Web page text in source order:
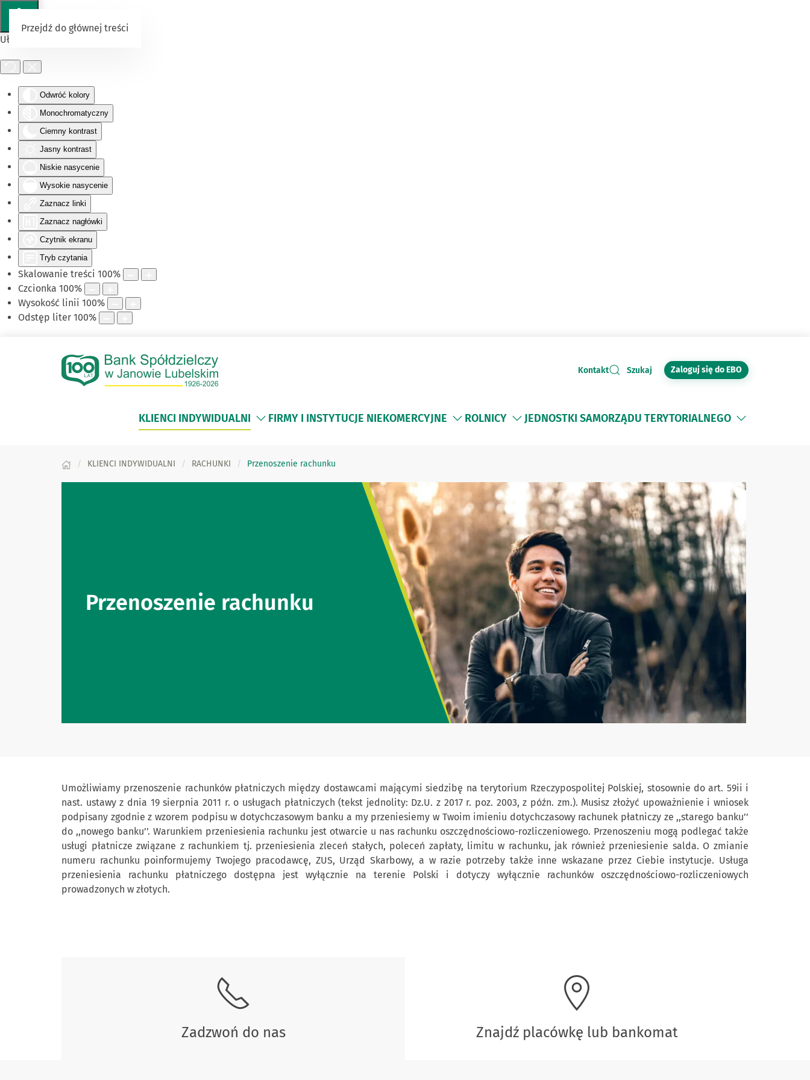
Ułatwienia dostępu
Odwróć kolory
Monochromatyczny
Ciemny kontrast
Jasny kontrast
Niskie nasycenie
Wysokie nasycenie
Zaznacz linki
Zaznacz nagłówki
Czytnik ekranu
Tryb czytania
Skalowanie treści 100%
Czcionka 100%
Wysokość linii 100%
Odstęp liter 100%
Przejdź do głównej treści
Kontakt Szukaj Zaloguj się do EBO
KLIENCI INDYWIDUALNI FIRMY I INSTYTUCJE NIEKOMERCYJNE ROLNICY JEDNOSTKI SAMORZĄDU TERYTORIALNEGO
KLIENCI INDYWIDUALNI RACHUNKI Przenoszenie rachunku
Przenoszenie rachunku
Umożliwiamy przenoszenie rachunków płatniczych między dostawcami mającymi siedzibę na terytorium Rzeczypospolitej Polskiej, stosownie do art. 59ii i
nast. ustawy z dnia 19 sierpnia 2011 r. o usługach płatniczych (tekst jednolity: Dz.U. z 2017 r. poz. 2003, z późn. zm.). Musisz złożyć upoważnienie i wniosek
podpisany zgodnie z wzorem podpisu w dotychczasowym banku a my przeniesiemy w Twoim imieniu dotychczasowy rachunek płatniczy ze ,,starego banku’’
do ,,nowego banku’’. Warunkiem przeniesienia rachunku jest otwarcie u nas rachunku oszczędnościowo-rozliczeniowego. Przenoszeniu mogą podlegać także
usługi płatnicze związane z rachunkiem tj. przeniesienia zleceń stałych, poleceń zapłaty, limitu w rachunku, jak również przeniesienie salda. O zmianie
numeru rachunku poinformujemy Twojego pracodawcę, ZUS, Urząd Skarbowy, a w razie potrzeby także inne wskazane przez Ciebie instytucje. Usługa
przeniesienia rachunku płatniczego dostępna jest wyłącznie na terenie Polski i dotyczy wyłącznie rachunków oszczędnościowo-rozliczeniowych
prowadzonych w złotych.
Zadzwoń do nas Znajdź placówkę lub bankomat